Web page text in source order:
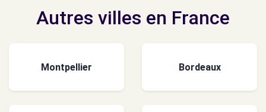
Autres villes en France
Montpellier Bordeaux